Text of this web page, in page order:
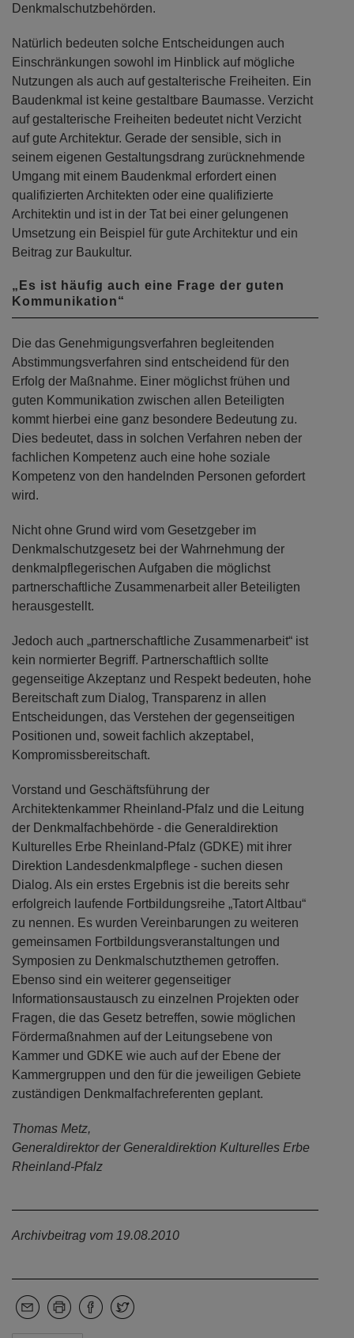
Denkmalschutzbehörden.
Natürlich bedeuten solche Entscheidungen auch
Einschränkungen sowohl im Hinblick auf mögliche
Nutzungen als auch auf gestalterische Freiheiten. Ein
Baudenkmal ist keine gestaltbare Baumasse. Verzicht
auf gestalterische Freiheiten bedeutet nicht Verzicht
auf gute Architektur. Gerade der sensible, sich in
seinem eigenen Gestaltungsdrang zurücknehmende
Umgang mit einem Baudenkmal erfordert einen
qualifizierten Architekten oder eine qualifizierte
Architektin und ist in der Tat bei einer gelungenen
Umsetzung ein Beispiel für gute Architektur und ein
Beitrag zur Baukultur.
„Es ist häufig auch eine Frage der guten
Kommunikation“
Die das Genehmigungsverfahren begleitenden
Abstimmungsverfahren sind entscheidend für den
Erfolg der Maßnahme. Einer möglichst frühen und
guten Kommunikation zwischen allen Beteiligten
kommt hierbei eine ganz besondere Bedeutung zu.
Dies bedeutet, dass in solchen Verfahren neben der
fachlichen Kompetenz auch eine hohe soziale
Kompetenz von den handelnden Personen gefordert
wird.
Nicht ohne Grund wird vom Gesetzgeber im
Denkmalschutzgesetz bei der Wahrnehmung der
denkmalpflegerischen Aufgaben die möglichst
partnerschaftliche Zusammenarbeit aller Beteiligten
herausgestellt.
Jedoch auch „partnerschaftliche Zusammenarbeit“ ist
kein normierter Begriff. Partnerschaftlich sollte
gegenseitige Akzeptanz und Respekt bedeuten, hohe
Bereitschaft zum Dialog, Transparenz in allen
Entscheidungen, das Verstehen der gegenseitigen
Positionen und, soweit fachlich akzeptabel,
Kompromissbereitschaft.
Vorstand und Geschäftsführung der
Architektenkammer Rheinland-Pfalz und die Leitung
der Denkmalfachbehörde - die Generaldirektion
Kulturelles Erbe Rheinland-Pfalz (GDKE) mit ihrer
Direktion Landesdenkmalpflege - suchen diesen
Dialog. Als ein erstes Ergebnis ist die bereits sehr
erfolgreich laufende Fortbildungsreihe „Tatort Altbau“
zu nennen. Es wurden Vereinbarungen zu weiteren
gemeinsamen Fortbildungsveranstaltungen und
Symposien zu Denkmalschutzthemen getroffen.
Ebenso sind ein weiterer gegenseitiger
Informationsaustausch zu einzelnen Projekten oder
Fragen, die das Gesetz betreffen, sowie möglichen
Fördermaßnahmen auf der Leitungsebene von
Kammer und GDKE wie auch auf der Ebene der
Kammergruppen und den für die jeweiligen Gebiete
zuständigen Denkmalfachreferenten geplant.
Thomas Metz,
Generaldirektor der Generaldirektion Kulturelles Erbe
Rheinland-Pfalz
Archivbeitrag vom 19.08.2010